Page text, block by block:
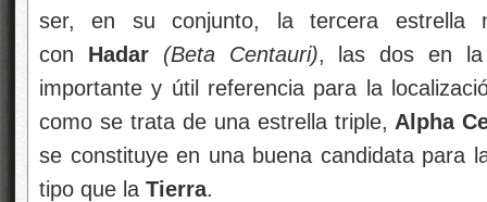
ser, en su conjunto, la tercera estrella
con Hadar (Beta Centauri), las dos en la
importante y útil referencia para la
como se trata de una estrella triple, Alpha
se constituye en una buena candidata para
tipo que la Tierra.